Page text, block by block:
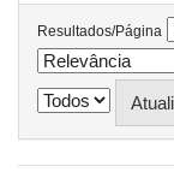
Resultados/Página